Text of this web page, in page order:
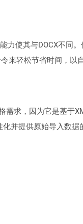
使其与DOCX不同。
来轻松节省时间，以
需求，因为它是基于
并提供原始导入数据